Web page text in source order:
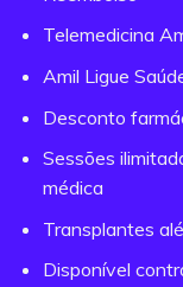
Telemedicina
Amil Ligue
Desconto
Sessões
médica
Transplantes
Disponível